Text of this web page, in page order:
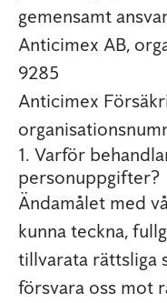
gemensamt
Anticimex AB,
9285
Anticimex
1. Varför
personuppgifter?
Ändamålet med
kunna teckna,
tillvarata rättsliga
försvara oss mot